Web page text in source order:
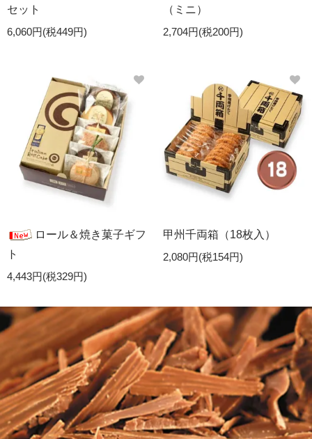
セット
6,060円(税449円)
（ミニ）
2,704円(税200円)
ロール＆焼き菓子ギフ
ト
4,443円(税329円)
甲州千両箱（18枚入）
2,080円(税154円)